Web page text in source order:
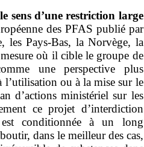
sens d’une restriction large
des PFAS publié par
les Pays‑Bas, la Norvège, la
où il cible le groupe de
une perspective plus
l’utilisation ou à la mise sur le
d’actions ministériel sur les
ce projet d’interdiction
est conditionnée à un long
dans le meilleur des cas,